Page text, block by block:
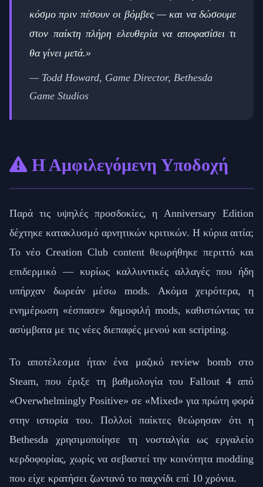
κόσμο πριν πέσουν οι βόμβες — και να δώσουμε
στον παίκτη πλήρη ελευθερία να αποφασίσει τι
θα γίνει μετά.»
— Todd Howard, Game Director, Bethesda
Game Studios
Η Αμφιλεγόμενη Υποδοχή
Παρά τις υψηλές προσδοκίες, η Anniversary Edition
δέχτηκε κατακλυσμό αρνητικών κριτικών. Η κύρια αιτία;
Το νέο Creation Club content θεωρήθηκε περιττό και
επιδερμικό — κυρίως καλλυντικές αλλαγές που ήδη
υπήρχαν δωρεάν μέσω mods. Ακόμα χειρότερα, η
ενημέρωση «έσπασε» δημοφιλή mods, καθιστώντας τα
ασύμβατα με τις νέες διεπαφές μενού και scripting.
Το αποτέλεσμα ήταν ένα μαζικό review bomb στο
Steam, που έριξε τη βαθμολογία του Fallout 4 από
«Overwhelmingly Positive» σε «Mixed» για πρώτη φορά
στην ιστορία του. Πολλοί παίκτες θεώρησαν ότι η
Bethesda χρησιμοποίησε τη νοσταλγία ως εργαλείο
κερδοφορίας, χωρίς να σεβαστεί την κοινότητα modding
που είχε κρατήσει ζωντανό το παιχνίδι επί 10 χρόνια.